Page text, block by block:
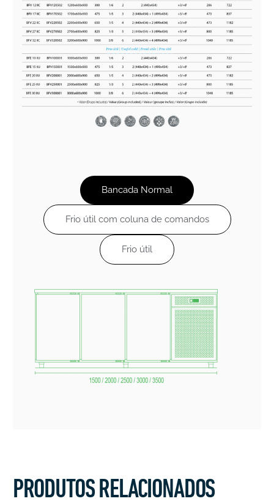
Bancada Normal
Frio útil com coluna de comandos
Frio útil
PRODUTOS RELACIONADOS